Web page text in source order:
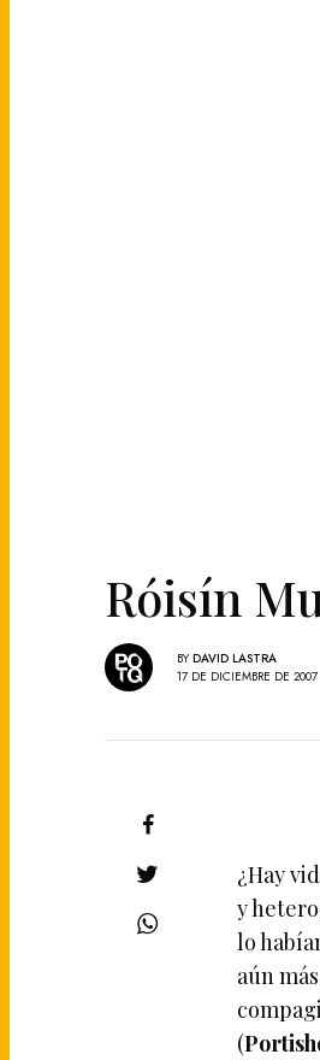
Róisín
BY DAVID LASTRA
17 DE DICIEMBRE DE 2007
¿Hay
y
lo
aún
(